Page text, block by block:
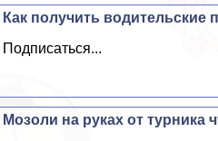
Как получить водительские
Подписаться...
Мозоли на руках от турника